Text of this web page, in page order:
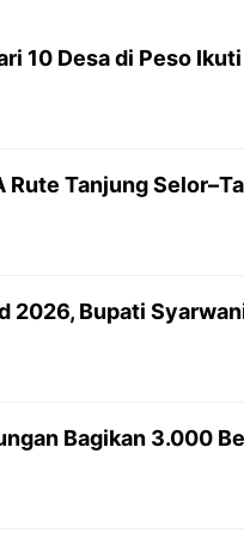
10 Desa di Peso
Tanjung
2026, Bupati
Bagikan 3.000